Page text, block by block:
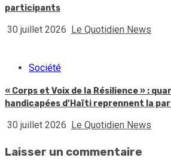
participants
30 juillet 2026 Le Quotidien News
Société
« Corps et Voix de la Résilience » :
handicapées d’Haïti reprennent la
30 juillet 2026 Le Quotidien News
Laisser un commentaire